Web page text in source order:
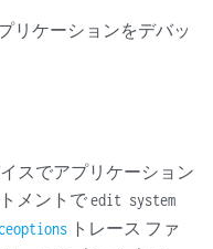
リケーションをデバッ
スでアプリケーション
メントでedit system
トレース ファ